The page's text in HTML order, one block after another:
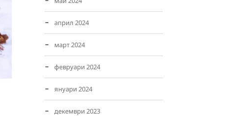
април 2024
март 2024
февруари 2024
януари 2024
декември 2023